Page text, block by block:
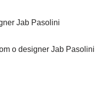
Jab Pasolini
o designer Jab Pasolini